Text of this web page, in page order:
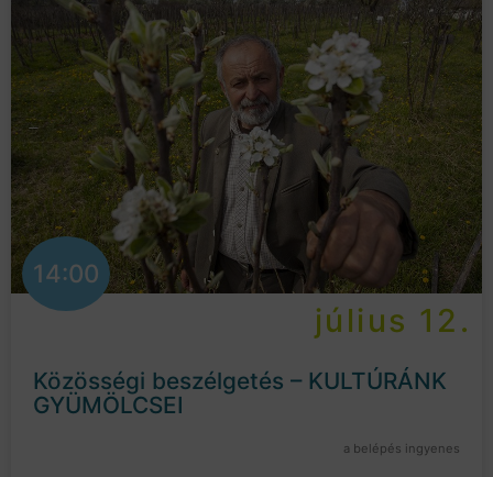
14:00
július 12.
Közösségi beszélgetés – KULTÚRÁNK
GYÜMÖLCSEI
a belépés ingyenes